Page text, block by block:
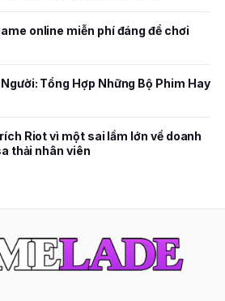
online miễn phí đáng để chơi
Tổng Hợp Những Bộ Phim Hay
Riot vì một sai lầm lớn về doanh
thải nhân viên